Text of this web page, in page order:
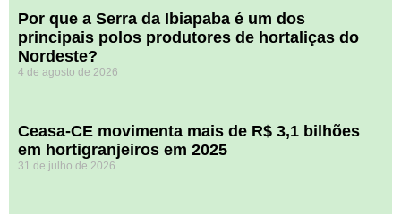
Por que a Serra da Ibiapaba é um dos
principais polos produtores de hortaliças do
Nordeste?
4 de agosto de 2026
Ceasa-CE movimenta mais de R$ 3,1 bilhões
em hortigranjeiros em 2025
31 de julho de 2026